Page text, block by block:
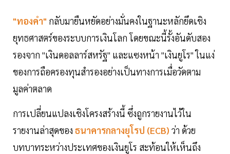
"ทองคำ" กลับมายืนหยัดอย่างมั่นคงในฐานะหลักยึดเชิง
ยุทธศาสตร์ของระบบการเงินโลก โดยขณะนี้รั้งอันดับสอง
รองจาก "เงินดอลลาร์สหรัฐ" และแซงหน้า "เงินยูโร" ในแง่
ของการถือครองทุนสำรองอย่างเป็นทางการเมื่อวัดตาม
มูลค่าตลาด
การเปลี่ยนแปลงเชิงโครงสร้างนี้ ซึ่งถูกรายงานไว้ใน
รายงานล่าสุดของ ธนาคารกลางยุโรป (ECB) ว่า ด้วย
บทบาทระหว่างประเทศของเงินยูโร สะท้อนให้เห็นถึง